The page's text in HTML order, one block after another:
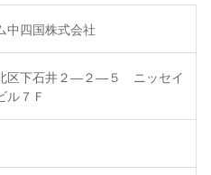
中四国株式会社
区下石井２―２―５ ニッセイ
ル７Ｆ